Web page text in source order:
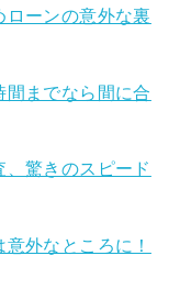
ローンの意外な裏
間までなら間に合
、驚きのスピード
外なところに！